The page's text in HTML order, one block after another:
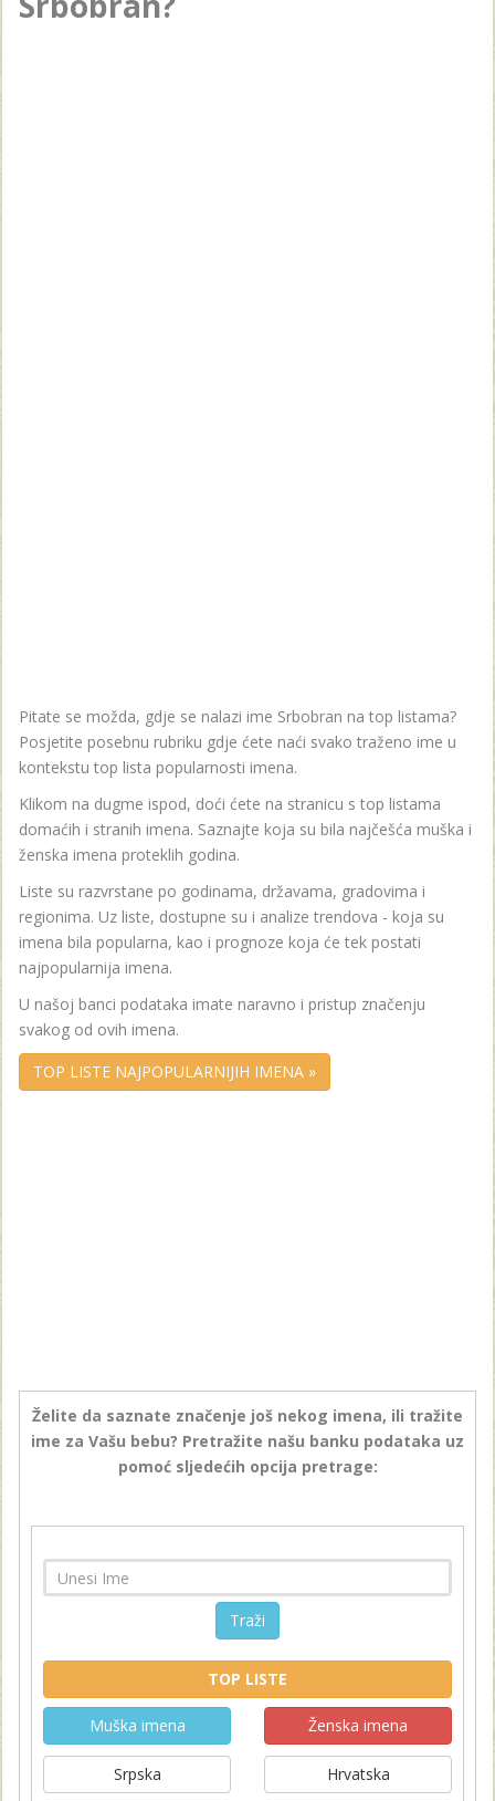
Pitate se možda, gdje se nalazi ime Srbobran na top listama?
Posjetite posebnu rubriku gdje ćete naći svako traženo ime u
kontekstu top lista popularnosti imena.
Klikom na dugme ispod, doći ćete na stranicu s top listama
domaćih i stranih imena. Saznajte koja su bila najčešća muška i
ženska imena proteklih godina.
Liste su razvrstane po godinama, državama, gradovima i
regionima. Uz liste, dostupne su i analize trendova - koja su
imena bila popularna, kao i prognoze koja će tek postati
najpopularnija imena.
U našoj banci podataka imate naravno i pristup značenju
svakog od ovih imena.
TOP LISTE NAJPOPULARNIJIH IMENA »
Želite da saznate značenje još nekog imena, ili tražite
ime za Vašu bebu? Pretražite našu banku podataka uz
pomoć sljedećih opcija pretrage:
Traži
TOP LISTE
Muška imena Ženska imena
Srpska Hrvatska